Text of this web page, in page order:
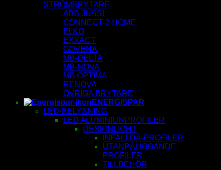
STRÖMBRYTARE
ABB JUSSI
CONNECT-2-HOME
ELKO
EXXACT
GOVENA
MB-DELTA
MB-NOVA
MB OPTIMA
RENOVA
ÖVRIGA BRYTARE
ENERGISPAR
LED-BELYSNING
LED ALUMINIUMPROFILER
DESIGNLIGHT
INFÄLLDA-PROFILER
UTANPÅLIGGANDE-
PROFILER
TILLBEHÖR